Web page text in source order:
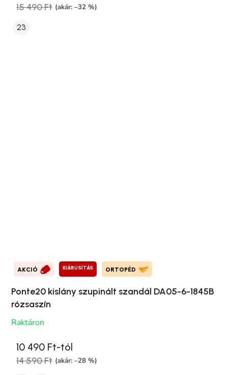
15 490 Ft (akár: –32 %)
23
AKCIÓ KIÁRUSÍTÁS ORTOPÉD
Ponte20 kislány szupinált szandál DA05-6-1845B
rózsaszín
Raktáron
10 490 Ft-tól
14 590 Ft (akár: –28 %)